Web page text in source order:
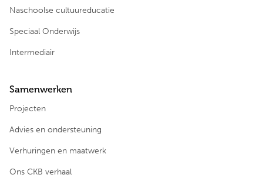
Naschoolse cultuureducatie
Speciaal Onderwijs
Intermediair
Samenwerken
Projecten
Advies en ondersteuning
Verhuringen en maatwerk
Ons CKB verhaal